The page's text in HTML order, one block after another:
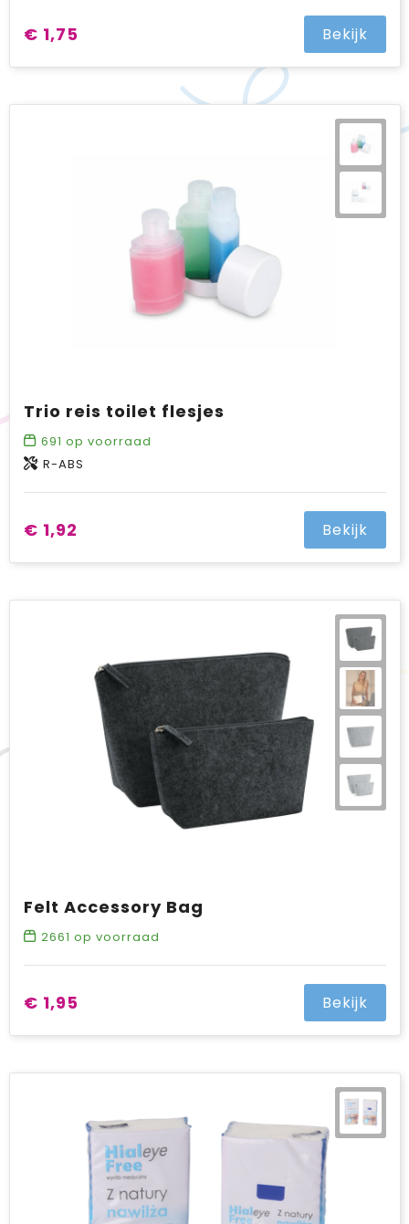
€ 1,75 Bekijk
Trio reis toilet flesjes
691 op voorraad
R-ABS
€ 1,92 Bekijk
Felt Accessory Bag
2661 op voorraad
€ 1,95 Bekijk